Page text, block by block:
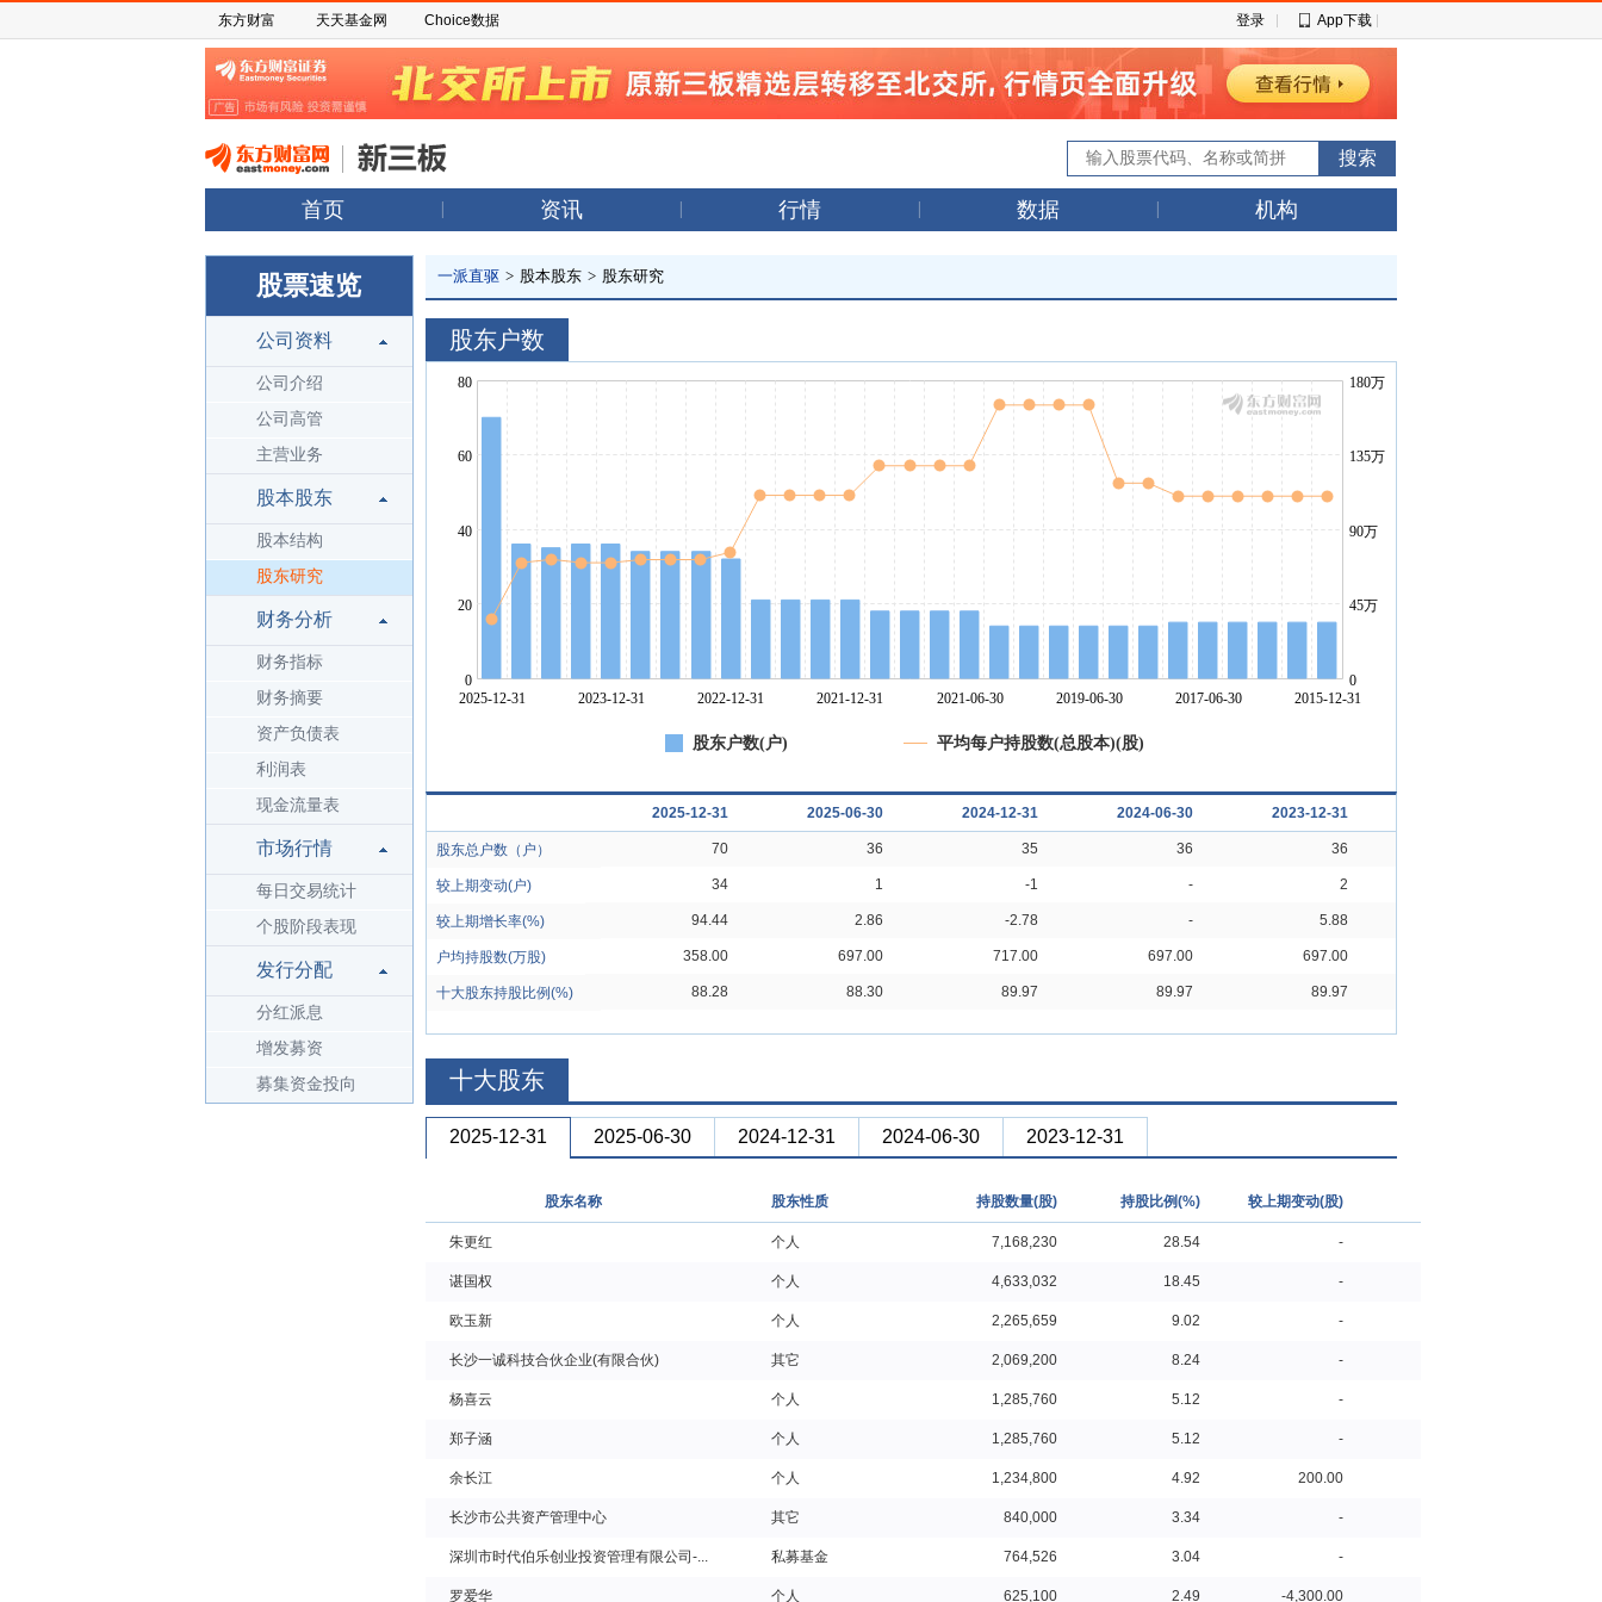
东方财富 天天基金网 Choice数据 登录 App下载
首页 资讯 行情 数据 机构
股票速览
公司资料
公司介绍
公司高管
主营业务
股本股东
股本结构
股东研究
财务分析
财务指标
财务摘要
资产负债表
利润表
现金流量表
市场行情
每日交易统计
个股阶段表现
发行分配
分红派息
增发募资
募集资金投向
一派直驱 > 股本股东 > 股东研究
股东户数
股东户数(户) 平均每户持股数(总股本)(股)
股东总户数（户）
较上期变动(户)
较上期增长率(%)
户均持股数(万股)
十大股东持股比例(%)
2025-12-31
70
34
94.44
358.00
88.28
2025-06-30
36
1
2.86
697.00
88.30
2024-12-31
35
-1
-2.78
717.00
89.97
2024-06-30
36
-
-
697.00
89.97
2023-12-31
36
2
5.88
697.00
89.97
十大股东
2025-12-31 2025-06-30 2024-12-31 2024-06-30 2023-12-31
股东名称 股东性质 持股数量(股) 持股比例(%) 较上期变动(股)
朱更红 个人 7,168,230 28.54 -
谌国权 个人 4,633,032 18.45 -
欧玉新 个人 2,265,659 9.02 -
长沙一诚科技合伙企业(有限合伙) 其它 2,069,200 8.24 -
杨喜云 个人 1,285,760 5.12 -
郑子涵 个人 1,285,760 5.12 -
余长江 个人 1,234,800 4.92 200.00
长沙市公共资产管理中心 其它 840,000 3.34 -
深圳市时代伯乐创业投资管理有限公司-... 私募基金 764,526 3.04 -
罗爱华 个人 625,100 2.49 -4,300.00